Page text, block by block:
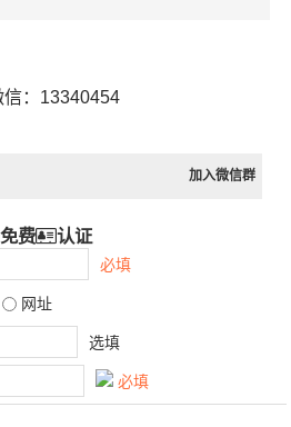
信：13340454
加入微信群
费 认证
必填
网址
选填
必填